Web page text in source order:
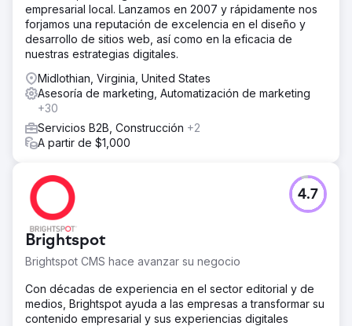
empresarial local. Lanzamos en 2007 y rápidamente nos
forjamos una reputación de excelencia en el diseño y
desarrollo de sitios web, así como en la eficacia de
nuestras estrategias digitales.
Midlothian, Virginia, United States
Asesoría de marketing, Automatización de marketing
+30
Servicios B2B, Construcción +2
A partir de $1,000
Brightspot
Brightspot CMS hace avanzar su negocio
4.7
Con décadas de experiencia en el sector editorial y de
medios, Brightspot ayuda a las empresas a transformar su
contenido empresarial y sus experiencias digitales